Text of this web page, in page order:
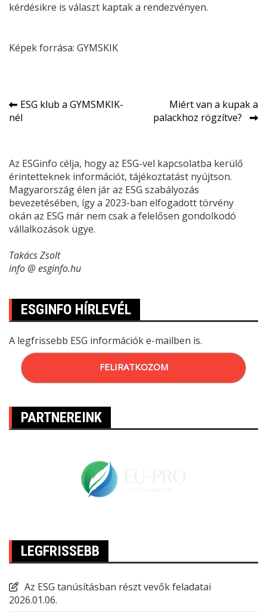
kérdésikre is választ kaptak a rendezvényen.
Képek forrása: GYMSKIK
Bejegyzés
navigáció
ESG klub a GYMSMKIK-
nél
Miért van a kupak a
palackhoz rögzítve?
Az ESGinfo célja, hogy az ESG-vel kapcsolatba kerülő
érintetteknek információt, tájékoztatást nyújtson.
Magyarország élen jár az ESG szabályozás
bevezetésében, így a 2023-ban elfogadott törvény
okán az ESG már nem csak a felelősen gondolkodó
vállalkozások ügye.
Takács Zsolt
info @ esginfo.hu
ESGINFO HÍRLEVÉL
A legfrissebb ESG információk e-mailben is.
FELIRATKOZOM
PARTNEREINK
LEGFRISSEBB
Az ESG tanúsításban részt vevők feladatai
2026.01.06.